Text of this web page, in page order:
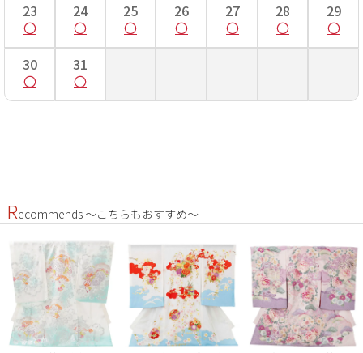
23 24 25 26 27 28 29
30 31
Recommends ～こちらもおすすめ～